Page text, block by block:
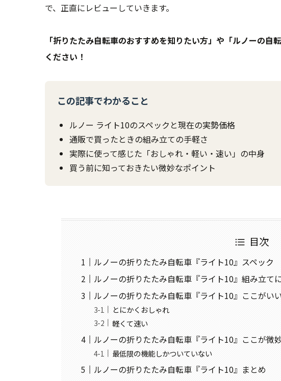
で、正直にレビューしていきます。
「折りたたみ自転車のおすすめを知りたい方」や「ルノーの
ください！
この記事でわかること
ルノー ライト10のスペックと現在の実勢価格
通販で買ったときの組み立ての手軽さ
実際に使って感じた「おしゃれ・軽い・速い」の中身
買う前に知っておきたい微妙なポイント
目次
ルノーの折りたたみ自転車『ライト10』スペック
ルノーの折りたたみ自転車『ライト10』組み立て
ルノーの折りたたみ自転車『ライト10』ここがい
とにかくおしゃれ
軽くて速い
ルノーの折りたたみ自転車『ライト10』ここが微
最低限の機能しかついていない
ルノーの折りたたみ自転車『ライト10』まとめ